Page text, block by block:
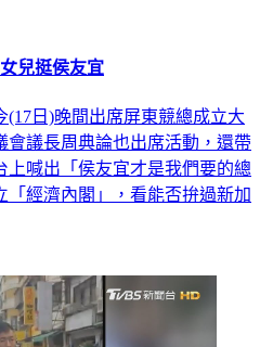
兒挺侯友宜
(17日)晚間出席屏東競總成立大
議長周典論也出席活動，還帶
喊出「侯友宜才是我們要的總
經濟內閣」，看能否拚過新加